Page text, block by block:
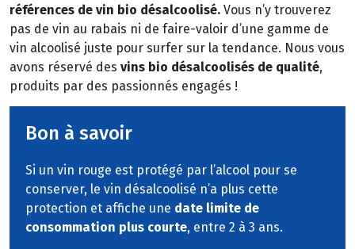
références de vin bio désalcoolisé. Vous n’y trouverez
pas de vin au rabais ni de faire-valoir d’une gamme de
vin alcoolisé juste pour surfer sur la tendance. Nous vous
avons réservé des vins bio désalcoolisés de qualité,
produits par des passionnés engagés !
Bon à savoir
Si un vin rouge est protégé par l’alcool pour se
conserver, le vin désalcoolisé n’a plus cette
protection et affiche une date limite de
consommation plus courte, entre 2 à 3 ans.